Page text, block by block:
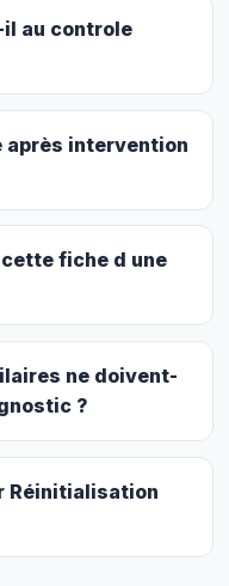
au controle
après intervention
fiche d une
ne doivent-
?
Réinitialisation